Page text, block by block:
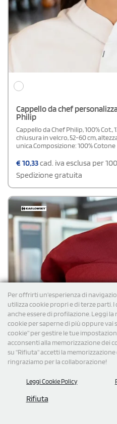
Per offrirti un'esperienza di
utilizza cookie propri e di terze parti.
anche essere di profilazione. Leggi
cookie per saperne di più oppure vai
cookie” per gestire le tue
acconsenti alla memorizzazione dei
su "Rifiuta" accetti la memorizzazione
ringraziamo per la collaborazione!
Leggi Cookie Policy
Rifiuta
Cappello da chef
Philip
Cappello da Chef Philip, 100% Cot.,
chiusura in velcro, 52-60 cm,
unica.Composizione: 100% Cotone
€10,33cad. iva esclusa per
Spedizione gratuita